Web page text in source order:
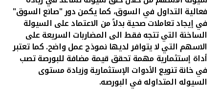
فعالية التداول في السوق، كما يكمن دور "صانع السوق"
في إيجاد تعاملات صحية بدلاً من الاعتماد على السيولة
الساخنة التي تتجه فقط الى المضاربات السريعة على
الاسهم التي لا يتوافر لديها نموذج عمل واضح. كما تعتبر
أداة إستثمارية مهمة تحقق قيمة مضافة للبورصة تصب
في خانة تنويع الأدوات الإستثمارية وزيادة مستوى
السيوله المتداوله في البورصه.